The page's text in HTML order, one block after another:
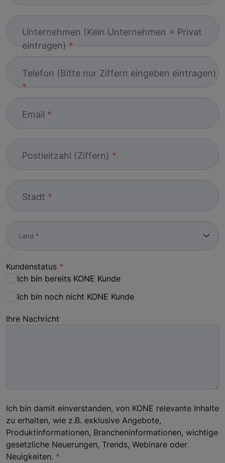
Unternehmen (Kein Unternehmen = Privat
eintragen)
Telefon (Bitte nur Ziffern eingeben eintragen)
Email
Postleitzahl (Ziffern)
Stadt
Kundenstatus
Ich bin bereits KONE Kunde
Ich bin noch nicht KONE Kunde
Ihre Nachricht
Ich bin damit einverstanden, von KONE relevante Inhalte
zu erhalten, wie z.B. exklusive Angebote,
Produktinformationen, Brancheninformationen, wichtige
gesetzliche Neuerungen, Trends, Webinare oder
Neuigkeiten.